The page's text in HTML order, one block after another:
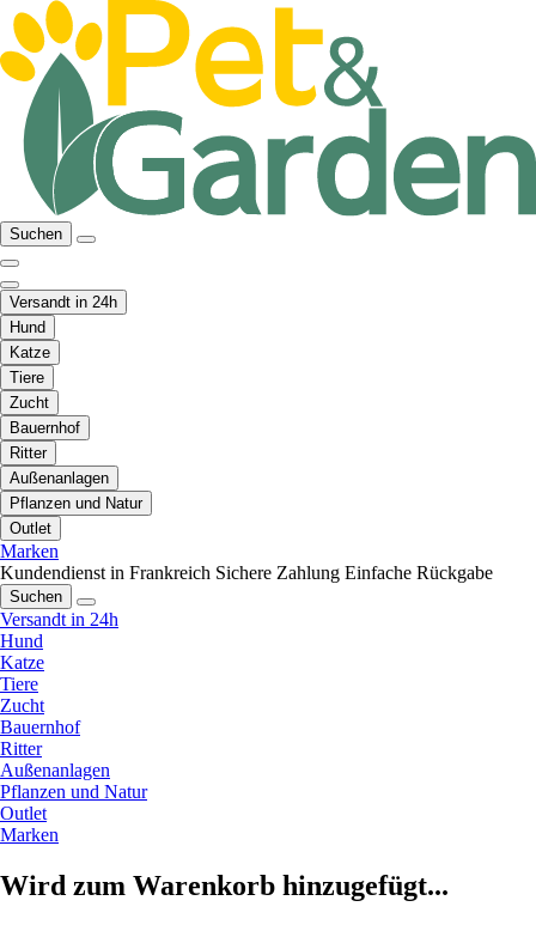
Suchen
Versandt in 24h
Hund
Katze
Tiere
Zucht
Bauernhof
Ritter
Außenanlagen
Pflanzen und Natur
Outlet
Marken
Kundendienst in Frankreich Sichere Zahlung Einfache Rückgabe
Suchen
Versandt in 24h
Hund
Katze
Tiere
Zucht
Bauernhof
Ritter
Außenanlagen
Pflanzen und Natur
Outlet
Marken
Wird zum Warenkorb hinzugefügt...